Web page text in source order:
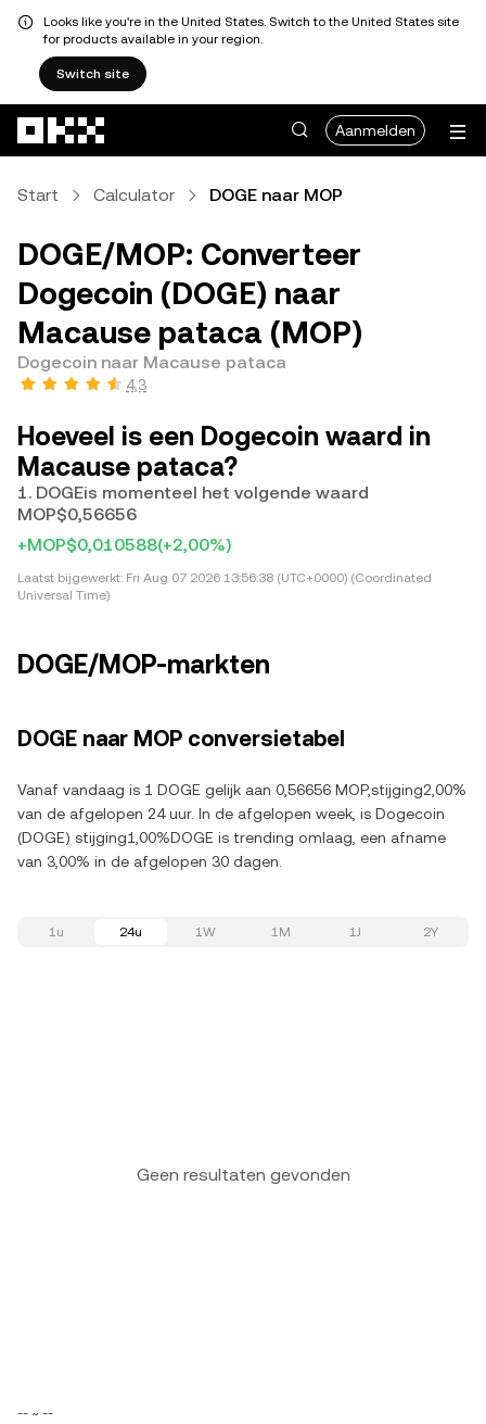
Looks like you're in the United States. Switch to the United States site
for products available in your region.
Switch site
Aanmelden
Start Calculator DOGE naar MOP
DOGE/MOP: Converteer
Dogecoin (DOGE) naar
Macause pataca (MOP)
Dogecoin naar Macause pataca
4,3
Hoeveel is een Dogecoin waard in
Macause pataca?
1. DOGEis momenteel het volgende waard
MOP$0,56656
+MOP$0,010588(+2,00%)
Laatst bijgewerkt: Fri Aug 07 2026 13:56:38 (UTC+0000) (Coordinated
Universal Time)
DOGE/MOP-markten
DOGE naar MOP conversietabel
Vanaf vandaag is 1 DOGE gelijk aan 0,56656 MOP,stijging2,00%
van de afgelopen 24 uur. In de afgelopen week, is Dogecoin
(DOGE) stijging1,00%DOGE is trending omlaag, een afname
van 3,00% in de afgelopen 30 dagen.
1u 24u 1W 1M 1J 2Y
Geen resultaten gevonden
-- ~ --